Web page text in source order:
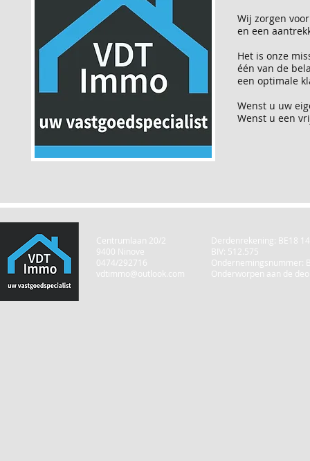
Wij zorgen
en een
Het is onze
één van de
een optimale
Wenst u uw
Wenst u een
Centrumlaan 20/2
9400 Ninove
0474/292716
vdtimmo@outlook.com
Derdenrekening: BE18
BIV: 512.575
Ondernemingsnummer:
Onderworpen aan de